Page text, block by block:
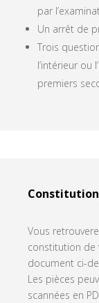
par
Un arrêt de
Trois
l’intérieur ou
premiers
Vous
constitution de
document ci-
Les pièces
scannées en